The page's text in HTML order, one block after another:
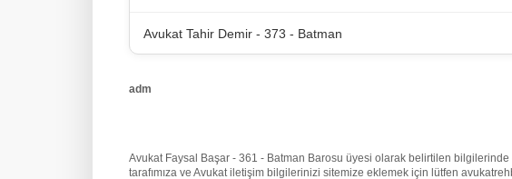
Avukat Tahir Demir - 373 - Batman
adm
Avukat Faysal Başar - 361 - Batman Barosu üyesi olarak belirtilen
tarafımıza ve Avukat iletişim bilgilerinizi sitemize eklemek için lütfen